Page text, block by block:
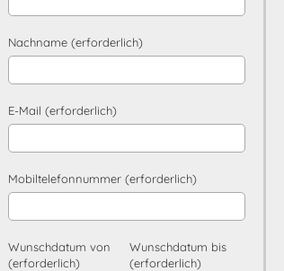
Nachname (erforderlich)
E-Mail (erforderlich)
Mobiltelefonnummer (erforderlich)
Wunschdatum von
(erforderlich)
Wunschdatum bis
(erforderlich)